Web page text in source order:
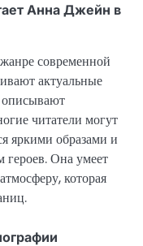
Анна Джейн в
современной
актуальные
читатели могут
яркими образами и
героев. Она умеет
которая